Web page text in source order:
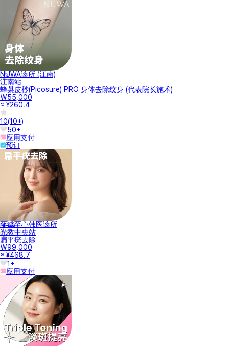
NUWA诊所 (江南)
江南站
蜂巢皮秒(Picosure) PRO 身体去除纹身 (代表院长施术)
₩55,000
≈ ¥260.4
10(10+)
50+
应用支付
预订
NEW
至诚至心韩医诊所
光教中央站
扁平疣去除
₩99,000
≈ ¥468.7
1+
应用支付